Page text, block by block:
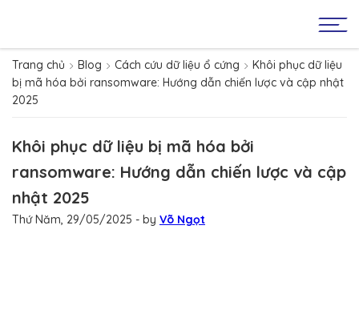
Trang chủ Blog Cách cứu dữ liệu ổ cứng
Khôi phục dữ liệu
bị mã hóa bởi ransomware: Hướng dẫn chiến lược và cập nhật
2025
Khôi phục dữ liệu bị mã hóa bởi
ransomware: Hướng dẫn chiến lược và cập
nhật 2025
Thứ Năm, 29/05/2025 - by Võ Ngọt